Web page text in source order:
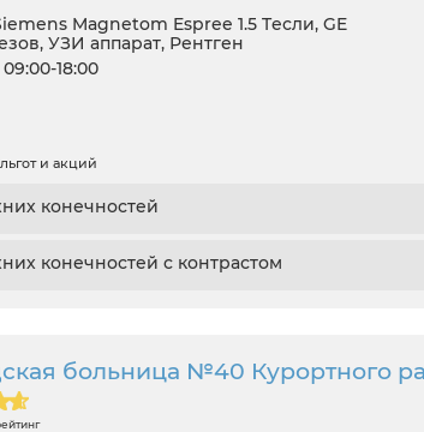
Magnetom Espree 1.5 Tесли, GE
УЗИ аппарат, Рентген
09:00-18:00
и акций
конечностей
конечностей с контрастом
больница №40 Курортного